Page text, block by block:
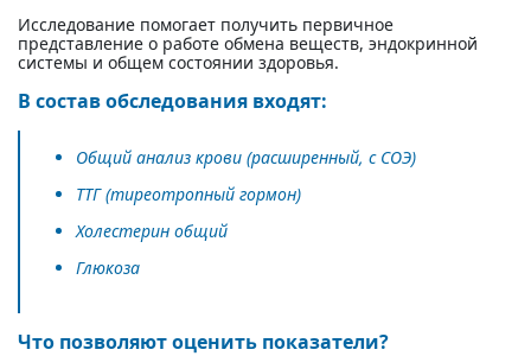
Исследование помогает получить первичное
представление о работе обмена веществ, эндокринной
системы и общем состоянии здоровья.
В состав обследования входят:
Общий анализ крови (расширенный, с СОЭ)
ТТГ (тиреотропный гормон)
Холестерин общий
Глюкоза
Что позволяют оценить показатели?